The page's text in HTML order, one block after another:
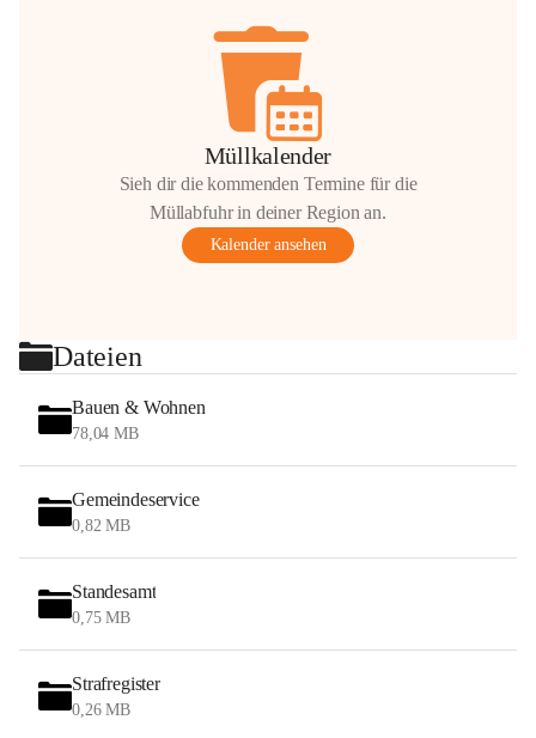
Müllkalender
Sieh dir die kommenden Termine für die
Müllabfuhr in deiner Region an.
Kalender ansehen
Dateien
Bauen & Wohnen
78,04 MB
Gemeindeservice
0,82 MB
Standesamt
0,75 MB
Strafregister
0,26 MB